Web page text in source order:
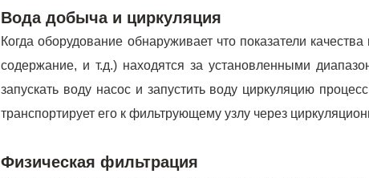
Вода добыча и циркуляция
Когда оборудование обнаруживает что показатели
содержание, и т.д.) находятся за установленными
запускать воду насос и запустить воду циркуляцию
транспортирует его к фильтрующему узлу через
Физическая фильтрация